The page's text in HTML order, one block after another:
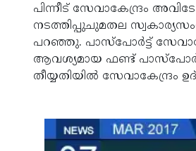
പിന്നീട് സേവാകേന്ദ്രം
നടത്തിപ്പുചുമതല
പറഞ്ഞു. പാസ്‌പോര്‍ട്ട്
ആവശ്യമായ ഫണ്ട്
തീയ്യതിയില്‍ സേവാകേന്ദ്രം